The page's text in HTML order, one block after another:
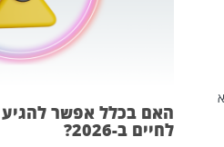
האם בכלל אפשר להגיע
לחיים ב-2026?